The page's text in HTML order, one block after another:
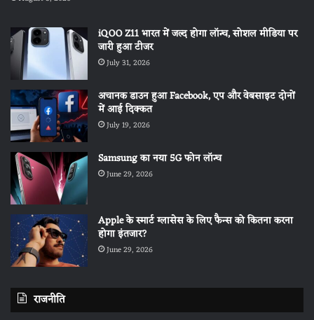
iQOO Z11 भारत में जल्द होगा लॉन्च, सोशल मीडिया पर
जारी हुआ टीजर
July 31, 2026
अचानक डाउन हुआ Facebook, एप और वेबसाइट दोनों
में आई दिक्कत
July 19, 2026
Samsung का नया 5G फोन लॉन्च
June 29, 2026
Apple के स्मार्ट ग्लासेस के लिए फैन्स को कितना करना
होगा इंतजार?
June 29, 2026
राजनीति